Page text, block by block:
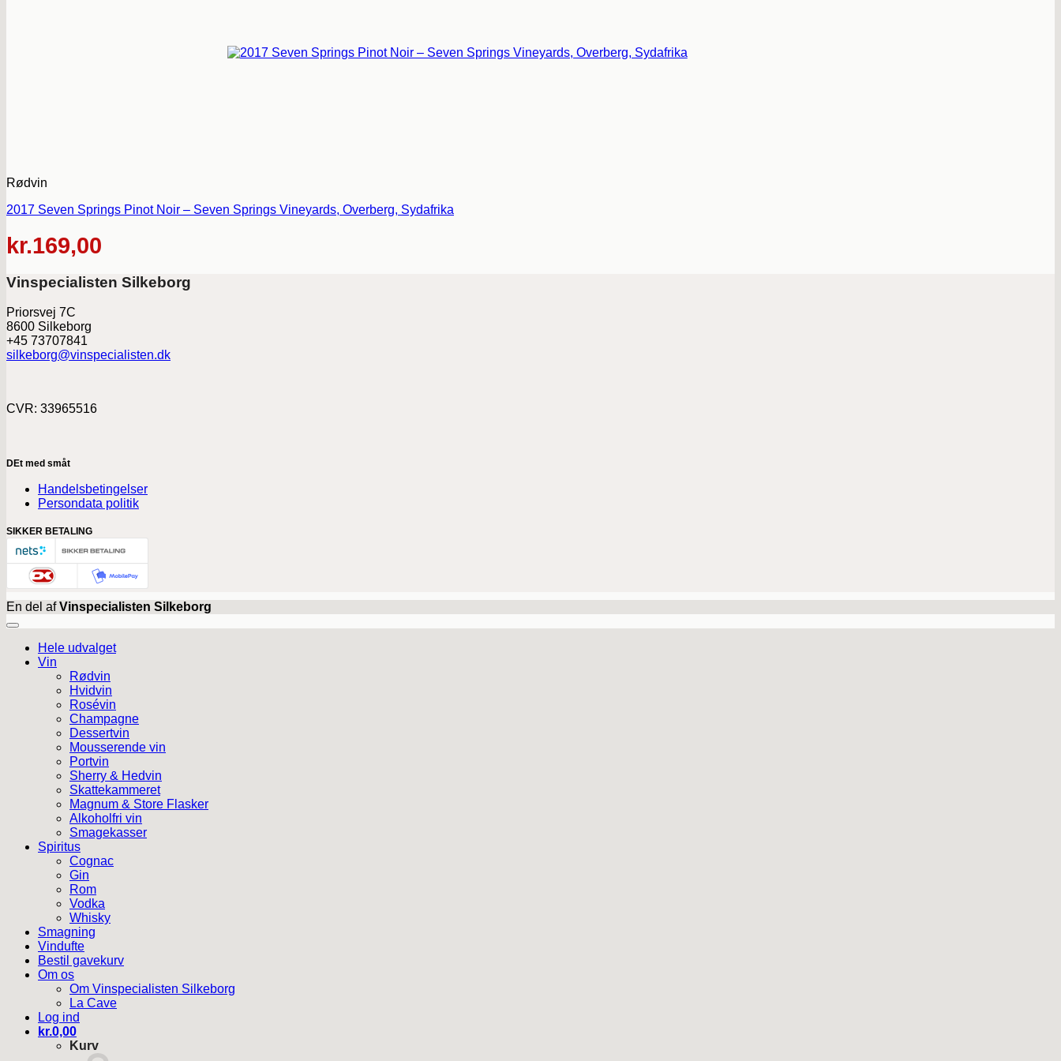
Rødvin
2017 Seven Springs Pinot Noir – Seven Springs Vineyards, Overberg, Sydafrika
kr.169,00
Vinspecialisten Silkeborg
Priorsvej 7C
8600 Silkeborg
+45 73707841
silkeborg@vinspecialisten.dk
CVR: 33965516
DEt med småt
Handelsbetingelser
Persondata politik
SIKKER BETALING
En del afVinspecialisten Silkeborg
Hele udvalget
Vin
Rødvin
Hvidvin
Rosévin
Champagne
Dessertvin
Mousserende vin
Portvin
Sherry & Hedvin
Skattekammeret
Magnum & Store Flasker
Alkoholfri vin
Smagekasser
Spiritus
Cognac
Gin
Rom
Vodka
Whisky
Smagning
Vindufte
Bestil gavekurv
Om os
Om Vinspecialisten Silkeborg
La Cave
Log ind
kr.0,00
Kurv